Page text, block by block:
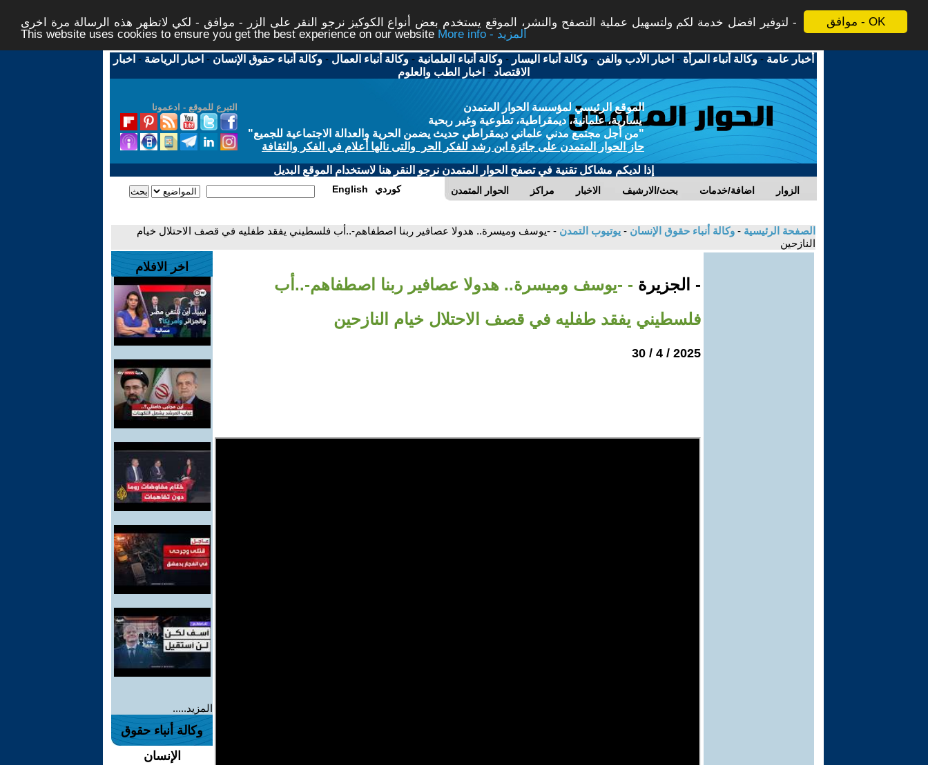
موافق - OK
لتوفير افضل خدمة لكم ولتسهيل عملية التصفح والنشر، الموقع يستخدم بعض أنواع الكوكيز نرجو النقر على الزر - موافق - لكي لاتظهر هذه الرسالة مرة اخرى -
This website uses cookies to ensure you get the best experience on our website
More info - المزيد
أخبار عامة -وكالة أنباء المرأة - اخبار الأدب والفن -وكالة أنباء اليسار -وكالة أنباء العلمانية -وكالة أنباء العمال -وكالة أنباء حقوق الإنسان - اخبار الرياضة - اخبار
الاقتصاد - اخبار الطب والعلوم
التبرع للموقع - ادعمونا
الموقع الرئيسي لمؤسسة الحوار المتمدن
يسارية، علمانية، ديمقراطية، تطوعية وغير ربحية
"من أجل مجتمع مدني علماني ديمقراطي حديث يضمن الحرية والعدالة الاجتماعية للجميع"
حاز الحوار المتمدن على جائزة ابن رشد للفكر الحر والتى نالها أعلام في الفكر والثقافة
إذا لديكم مشاكل تقنية في تصفح الحوار المتمدن نرجو النقر هنا لاستخدام الموقع البديل
الحوار المتمدن مراكز الاخبار بحث/الارشيف اضافة/خدمات الزوار English كوردي
الصفحة الرئيسية - وكالة أنباء حقوق الإنسان - يوتيوب التمدن - -يوسف وميسرة.. هدولا عصافير ربنا اصطفاهم-..أب فلسطيني يفقد طفليه في قصف الاحتلال خيام
النازحين
- الجزيرة - -يوسف وميسرة.. هدولا عصافير ربنا اصطفاهم-..أب
فلسطيني يفقد طفليه في قصف الاحتلال خيام النازحين
2025 / 4 / 30
اخر الافلام
المزيد.....
وكالة أنباء حقوق
الإنسان